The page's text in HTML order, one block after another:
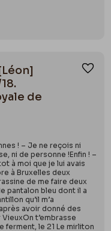
de
! – Je ne reçois ni
ni de personne !Enfin ! –
à moi que je lui avais
à Bruxelles deux
de me faire deux
pantalon bleu dont il a
qu’il m’a
avoir donné des
t’embrasse
ferment, le 21 Le mirliton